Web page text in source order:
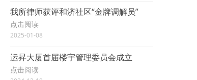
我所律师获评和济社区“金牌调解员”
点击阅读
2025-01-08
运昇大厦首届楼宇管理委员会成立
点击阅读